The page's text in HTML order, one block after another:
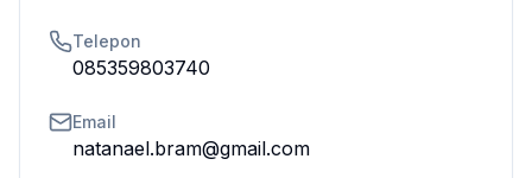
Telepon
085359803740
Email
natanael.bram@gmail.com